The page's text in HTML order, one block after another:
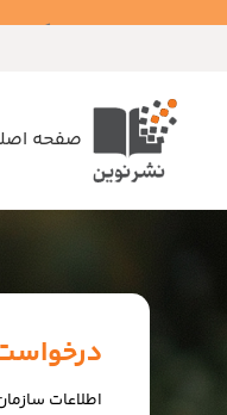
صفحه
اطلاعات
راهنمای قدرت، چیرگی و